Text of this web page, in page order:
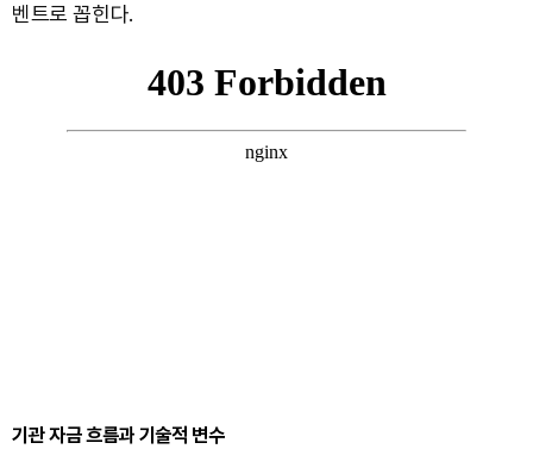
벤트로 꼽힌다.
기관 자금 흐름과 기술적 변수